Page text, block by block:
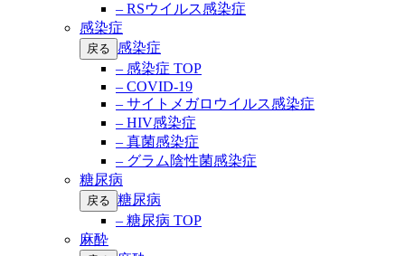
– RSウイルス感染症
感染症
戻る 感染症
– 感染症 TOP
– COVID-19
– サイトメガロウイルス感染症
– HIV感染症
– 真菌感染症
– グラム陰性菌感染症
糖尿病
戻る 糖尿病
– 糖尿病 TOP
麻酔